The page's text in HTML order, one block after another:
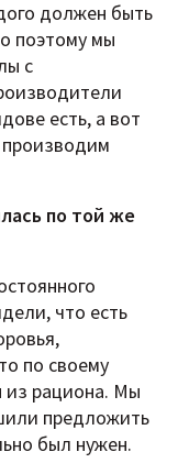
должен быть
поэтому мы
с
есть, а вот
по той же
что есть
по своему
из рациона. Мы
предложить
был нужен.